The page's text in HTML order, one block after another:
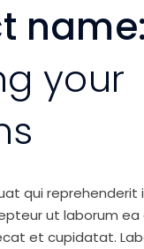
name:
your
qui reprehenderit
ut laborum ea
et cupidatat.